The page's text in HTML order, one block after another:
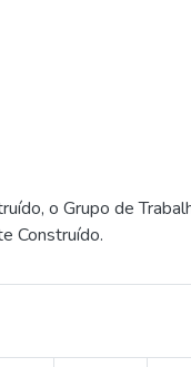
o Grupo de
Construído.